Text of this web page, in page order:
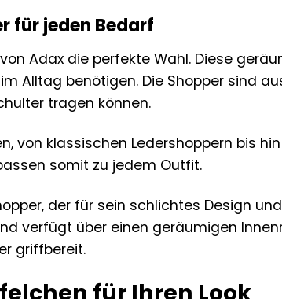
für jeden Bedarf
Adax die perfekte Wahl. Diese
Alltag benötigen. Die Shopper sind
tragen können.
von klassischen Ledershoppern bis
somit zu jedem Outfit.
der für sein schlichtes Design
verfügt über einen geräumigen
griffbereit.
für Ihren Look